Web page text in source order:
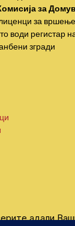
за
за
води регистар
згради
адали